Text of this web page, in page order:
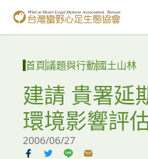
台灣蠻野心足生態協會
議題與行動
環境教育
白海豚媽祖宮
首頁議題與行動國土山林
建請 貴署延
環境影響評
2006/06/27